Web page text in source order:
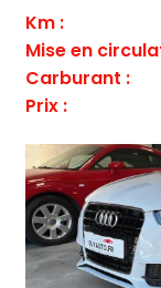
Km :
Mise en
Carburant :
Prix :